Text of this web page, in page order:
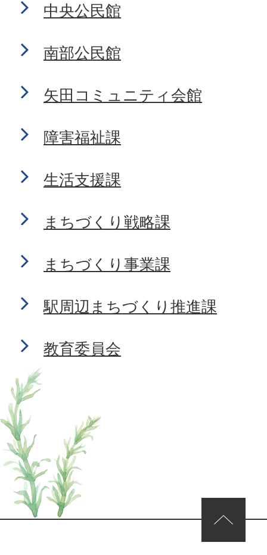
中央公民館
南部公民館
矢田コミュニティ会館
障害福祉課
生活支援課
まちづくり戦略課
まちづくり事業課
駅周辺まちづくり推進課
教育委員会
ページの先頭へ